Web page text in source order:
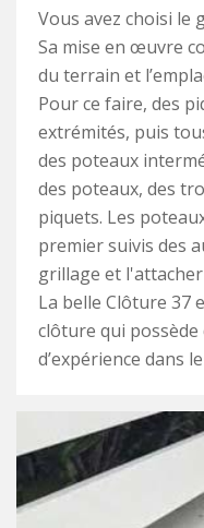
Vous avez choisi le
Sa mise en œuvre
du terrain et
Pour ce faire, des
extrémités, puis
des poteaux
des poteaux, des
piquets. Les
premier suivis des
grillage et
La belle Clôture 37
clôture qui
d’expérience dans